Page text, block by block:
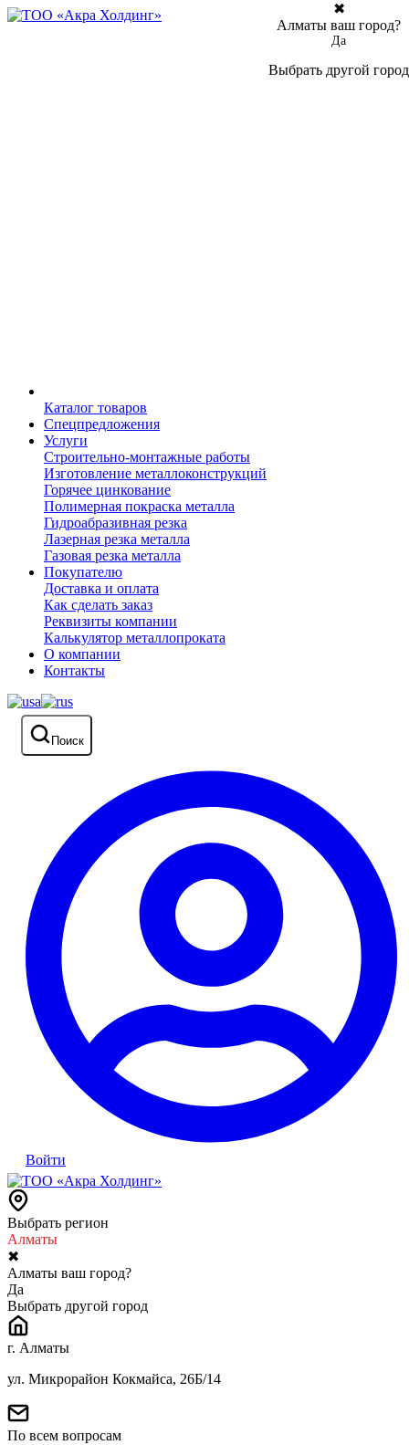
Каталог товаров
Спецпредложения
Услуги
Строительно-монтажные работы
Изготовление металлоконструкций
Горячее цинкование
Полимерная покраска металла
Гидроабразивная резка
Лазерная резка металла
Газовая резка металла
Покупателю
Доставка и оплата
Как сделать заказ
Реквизиты компании
Калькулятор металлопроката
О компании
Контакты
Поиск
Войти
Выбрать регион
Алматы
✖
Алматы ваш город?
Да
Выбрать другой город
г. Алматы
ул. Микрорайон Кокмайса, 26Б/14
По всем вопросам
✖
Алматы ваш город?
Да
Выбрать другой город